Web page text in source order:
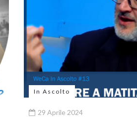
In Ascolto
29 Aprile 2024